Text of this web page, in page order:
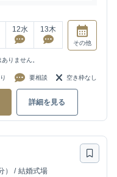
12水 13木
その他
りません。
要相談 空き枠なし
詳細を見る
/ 結婚式場